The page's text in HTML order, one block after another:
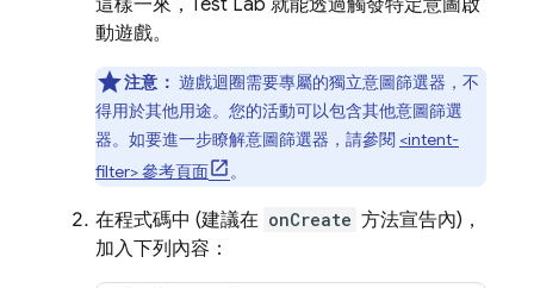
這樣一來， Test Lab 就能透過觸發特定意圖啟
動遊戲。
注意： 遊戲迴圈需要專屬的獨立意圖篩選器，不
得用於其他用途。您的活動可以包含其他意圖篩選
器。如要進一步瞭解意圖篩選器，請參閱 <intent-
filter> 參考頁面
。
在程式碼中 (建議在 onCreate 方法宣告內)，
加入下列內容：